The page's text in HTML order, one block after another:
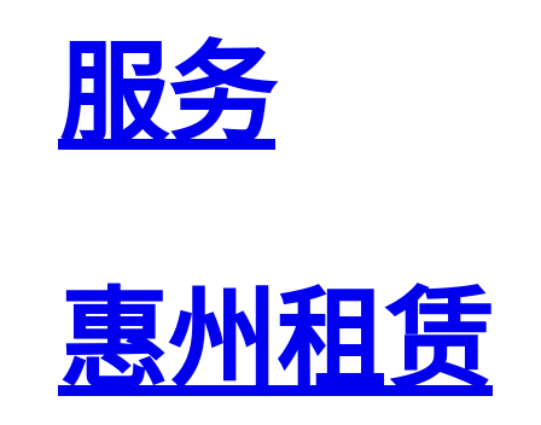
服务
惠州租赁